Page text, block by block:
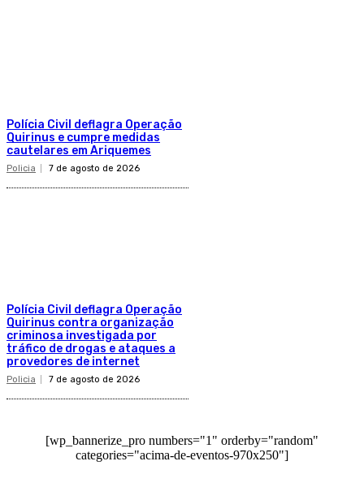
Polícia Civil deflagra Operação
Quirinus e cumpre medidas
cautelares em Ariquemes
Policia 7 de agosto de 2026
Polícia Civil deflagra Operação
Quirinus contra organização
criminosa investigada por
tráfico de drogas e ataques a
provedores de internet
Policia 7 de agosto de 2026
[wp_bannerize_pro numbers="1" orderby="random"
categories="acima-de-eventos-970x250"]